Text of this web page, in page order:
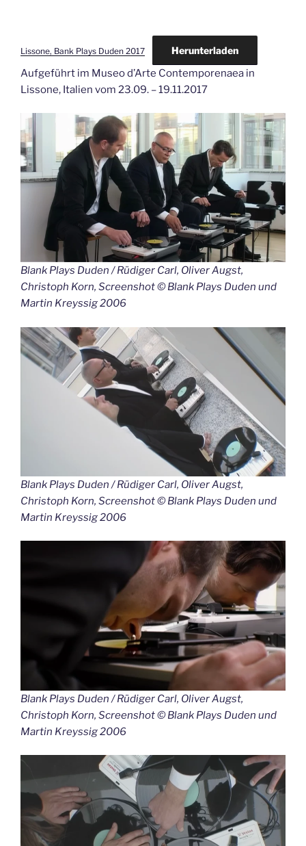
Lissone, Bank Plays Duden 2017 Herunterladen
Aufgeführt im Museo d’Arte Contemporenaea in
Lissone, Italien vom 23.09. – 19.11.2017
Blank Plays Duden / Rüdiger Carl, Oliver Augst,
Christoph Korn, Screenshot © Blank Plays Duden und
Martin Kreyssig 2006
Blank Plays Duden / Rüdiger Carl, Oliver Augst,
Christoph Korn, Screenshot © Blank Plays Duden und
Martin Kreyssig 2006
Blank Plays Duden / Rüdiger Carl, Oliver Augst,
Christoph Korn, Screenshot © Blank Plays Duden und
Martin Kreyssig 2006